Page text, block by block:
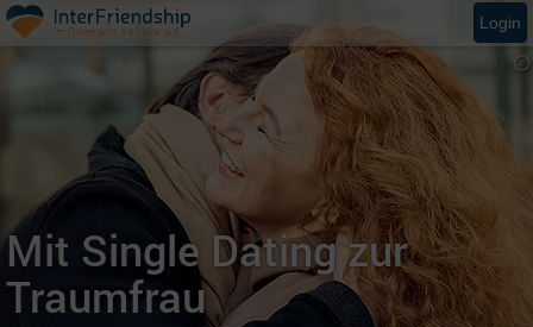
Mit Single Dating zur
Traumfrau
Login